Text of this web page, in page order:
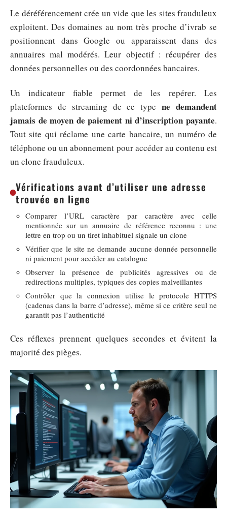
Le déréférencement crée un vide que les sites frauduleux
exploitent. Des domaines au nom très proche d’ivrab se
positionnent dans Google ou apparaissent dans des
annuaires mal modérés. Leur objectif : récupérer des
données personnelles ou des coordonnées bancaires.
Un indicateur fiable permet de les repérer. Les
plateformes de streaming de ce typene demandent
jamais de moyen de paiement ni d’inscription payante.
Tout site qui réclame une carte bancaire, un numéro de
téléphone ou un abonnement pour accéder au contenu est
un clone frauduleux.
Vérifications avant d’utiliser une adresse
trouvée en ligne
Comparer l’URL caractère par caractère avec celle
mentionnée sur un annuaire de référence reconnu : une
lettre en trop ou un tiret inhabituel signale un clone
Vérifier que le site ne demande aucune donnée personnelle
ni paiement pour accéder au catalogue
Observer la présence de publicités agressives ou de
redirections multiples, typiques des copies malveillantes
Contrôler que la connexion utilise le protocole HTTPS
(cadenas dans la barre d’adresse), même si ce critère seul ne
garantit pas l’authenticité
Ces réflexes prennent quelques secondes et évitent la
majorité des pièges.